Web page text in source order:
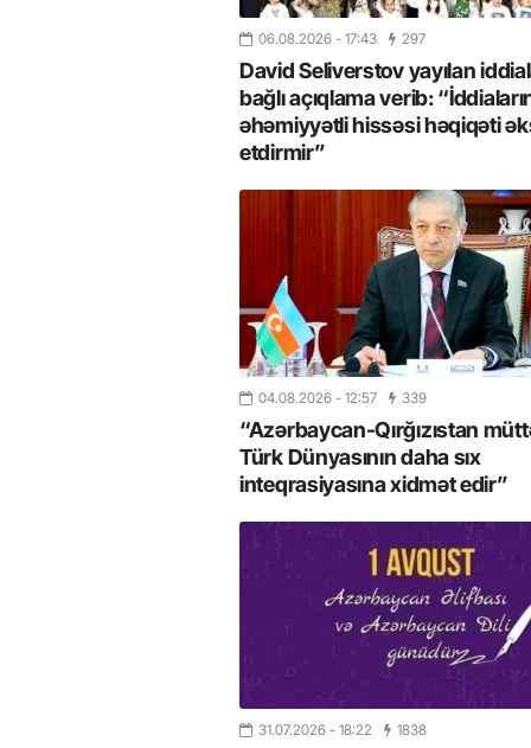
06.08.2026 - 17:43 297
David Seliverstov yayılan
bağlı açıqlama verib:
əhəmiyyətli hissəsi həqiqəti
etdirmir”
04.08.2026 - 12:57 339
“Azərbaycan-Qırğızıstan
Türk Dünyasının daha sıx
inteqrasiyasına xidmət edir”
31.07.2026 - 18:22 1838